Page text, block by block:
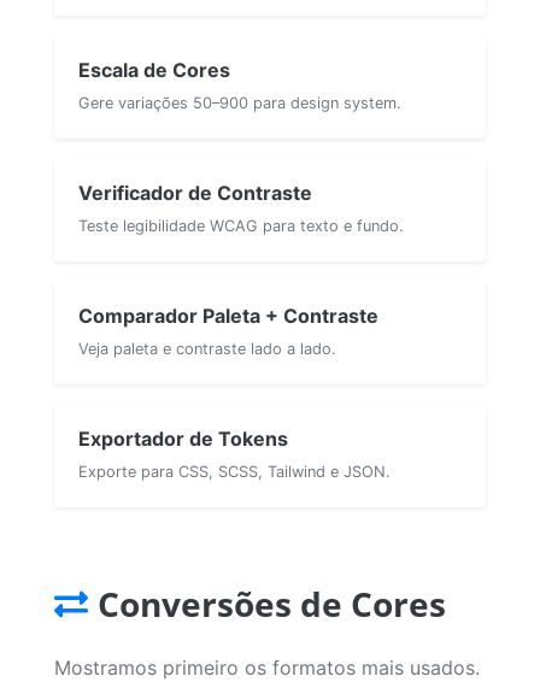
Escala de Cores
Gere variações 50–900 para design system.
Verificador de Contraste
Teste legibilidade WCAG para texto e fundo.
Comparador Paleta + Contraste
Veja paleta e contraste lado a lado.
Exportador de Tokens
Exporte para CSS, SCSS, Tailwind e JSON.
Conversões de Cores
Mostramos primeiro os formatos mais usados.